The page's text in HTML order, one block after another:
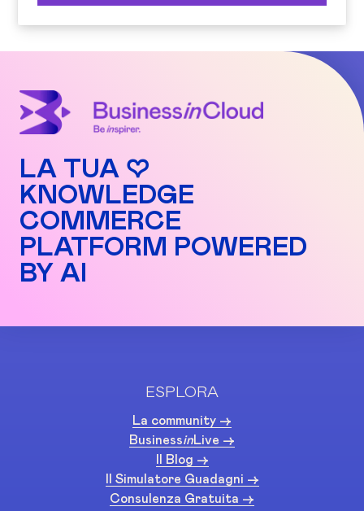
LA TUA ♡
KNOWLEDGE
COMMERCE
PLATFORM POWERED
BY AI
ESPLORA
La community ->
BusinessinLive ->
Il Blog ->
Il Simulatore Guadagni ->
Consulenza Gratuita ->